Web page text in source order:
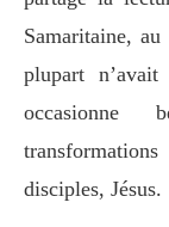
Samaritaine,
plupart
occasionne
disciples, Jésus.